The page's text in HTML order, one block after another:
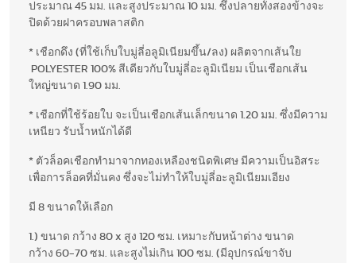
ประมาณ 45 มม. และสูงประมาณ 10 มม. ซึ่งปลายทั้งสองข้างจะ
ปิดด้วยฝาครอบพลาสติก
* เชือกดึง (ที่ใช้เก็บใบมู่ลี่อลูมิเนียมขึ้น/ลง) ผลิตจากเส้นใย
POLYESTER 100% สีเดียวกับใบมู่ลี่อะลูมิเนียม เป็นเชือกเส้น
ใหญ่ขนาด 1.90 มม.
* เชือกที่ใช้ร้อยใบ จะเป็นเชือกเส้นเล็กขนาด 1.20 มม. ซึ่งมีความ
เหนียว รับน้ำหนักได้ดี
* ตัวล็อคเชือกทำมาจากทองเหลืองชนิดพิเศษ มีความเป็นอิสระ
เพื่อการล็อคที่มั่นคง ซึ่งจะไม่ทำให้ใบมู่ลี่อะลูมิเนียมเอียง
มี 8 ขนาดให้เลือก
1.) ขนาด กว้าง 80 x สูง 120 ซม. เหมาะกับหน้าต่าง ขนาด
กว้าง 60-70 ซม. และสูงไม่เกิน 100 ซม. (มีอุปกรณ์ขาจับ